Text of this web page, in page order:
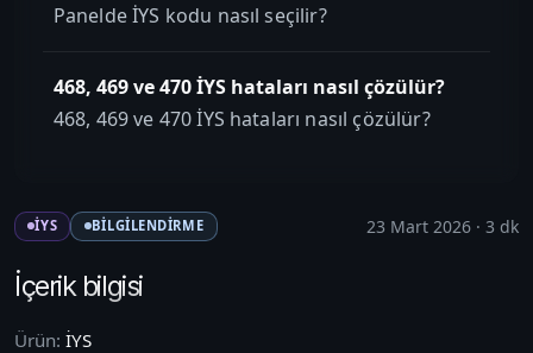
Panelde İYS kodu nasıl seçilir?
468, 469 ve 470 İYS hataları nasıl çözülür?
468, 469 ve 470 İYS hataları nasıl çözülür?
İYS BILGILENDIRME 23 Mart 2026 · 3 dk
İçerik bilgisi
Ürün: İYS